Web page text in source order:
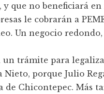
que no beneficiará en
le cobrarán a
Un negocio
trámite para
porque Julio
Chicontepec. Más